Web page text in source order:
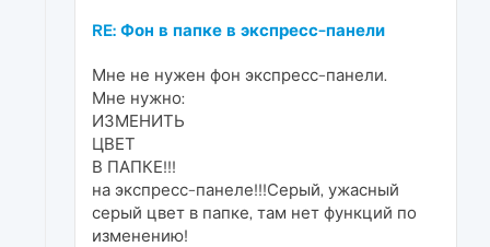
RE: Фон в папке в экспресс-панели
Мне не нужен фон экспресс-панели.
Мне нужно:
ИЗМЕНИТЬ
ЦВЕТ
В ПАПКЕ!!!
на экспресс-панеле!!!Серый, ужасный
серый цвет в папке, там нет функций по
изменению!